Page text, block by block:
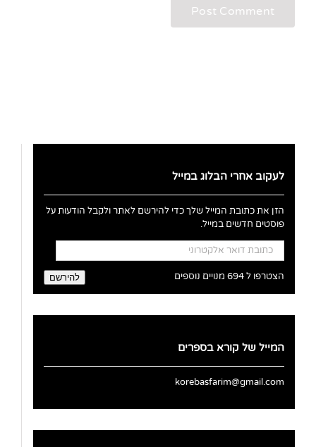
לעקוב אחרי הבלוג במייל
הזן את כתובת המייל שלך כדי להירשם לאתר ולקבל הודעות על
פוסטים חדשים במייל.
כתובת
דואר
אלקטרוני
להירשם הצטרפו ל 694 מנויים נוספים
המייל של קורא בספרים
korebasfarim@gmail.com